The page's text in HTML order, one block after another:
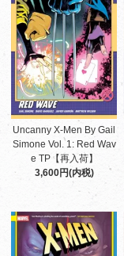
Uncanny X-Men By Gail
Simone Vol. 1: Red Wav
e TP【再入荷】
3,600円(内税)